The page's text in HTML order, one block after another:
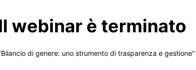
webinar è terminato
di genere: uno strumento di trasparenza e